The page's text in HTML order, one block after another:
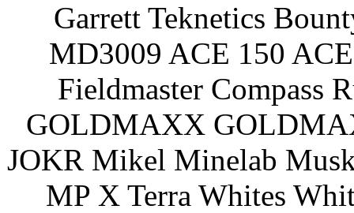
Garrett Teknetics
MD3009 ACE 150
Fieldmaster Compass
GOLDMAXX
JOKR Mikel Minelab
MP X Terra Whites